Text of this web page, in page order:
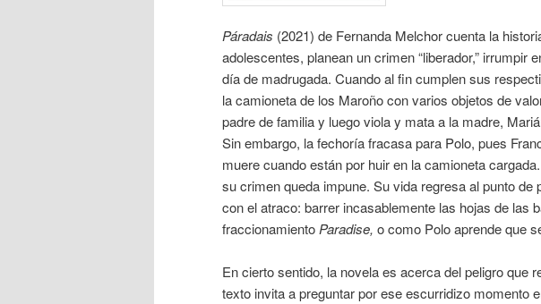
Páradais (2021) de Fernanda Melchor cuenta la
adolescentes, planean un crimen “liberador,” irrumpir
día de madrugada. Cuando al fin cumplen sus
la camioneta de los Maroño con varios objetos de
padre de familia y luego viola y mata a la madre,
Sin embargo, la fechoría fracasa para Polo, pues
muere cuando están por huir en la camioneta
su crimen queda impune. Su vida regresa al punto de
con el atraco: barrer incasablemente las hojas de las
fraccionamiento Paradise, o como Polo aprende que
En cierto sentido, la novela es acerca del peligro que
texto invita a preguntar por ese escurridizo momento